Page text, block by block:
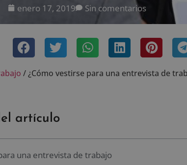
enero 17, 2019 Sin comentarios
/¿Cómo vestirse para una entrevista de
artículo
una entrevista de trabajo